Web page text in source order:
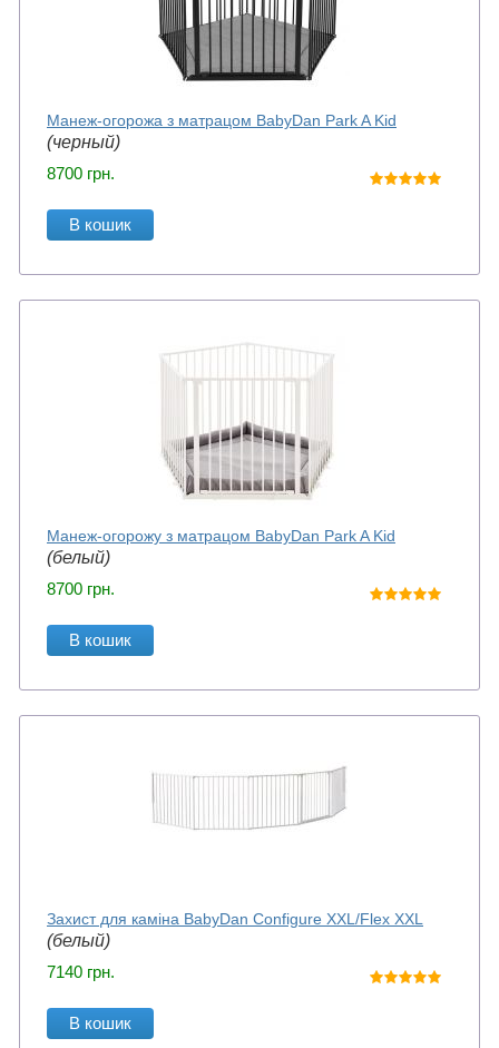
Манеж-огорожа з матрацом BabyDan Park A Kid
(черный)
8700 грн.
В кошик
Манеж-огорожу з матрацом BabyDan Park A Kid
(белый)
8700 грн.
В кошик
Захист для каміна BabyDan Configure XXL/Flex XXL
(белый)
7140 грн.
В кошик